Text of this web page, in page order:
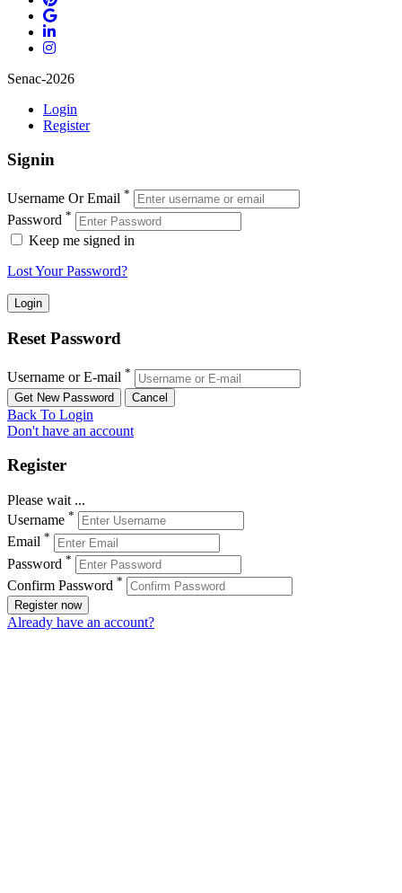
Senac-2026
Login
Register
Signin
Username Or Email *
Password *
Keep me signed in
Lost Your Password?
Reset Password
Username or E-mail *
Back To Login
Don't have an account
Register
Please wait ...
Username *
Email *
Password *
Confirm Password *
Register now
Already have an account?